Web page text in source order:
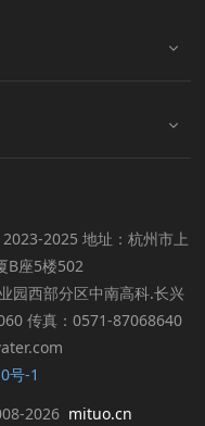
2025 地址：杭州市上
B座5楼502
园西部分区中南高科.长兴
传真：0571-87068640
号-1
2026 mituo.cn